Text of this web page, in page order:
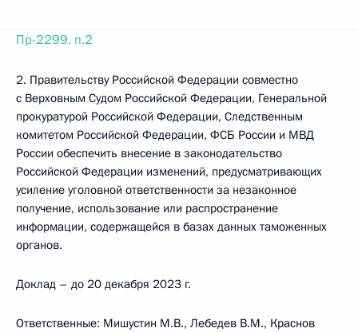
Пр-2299, п.2
2. Правительству Российской Федерации совместно
с Верховным Судом Российской Федерации, Генеральной
прокуратурой Российской Федерации, Следственным
комитетом Российской Федерации, ФСБ России и МВД
России обеспечить внесение в законодательство
Российской Федерации изменений, предусматривающих
усиление уголовной ответственности за незаконное
получение, использование или распространение
информации, содержащейся в базах данных таможенных
органов.
Доклад – до 20 декабря 2023 г.
Ответственные: Мишустин М.В., Лебедев В.М., Краснов